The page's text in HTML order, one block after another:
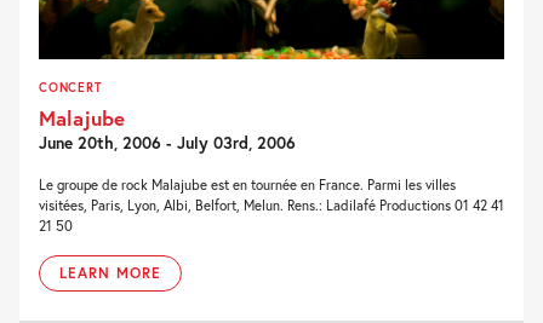
CONCERT
Malajube
June 20th, 2006 - July 03rd, 2006
Le groupe de rock Malajube est en tournée en France. Parmi les villes
visitées, Paris, Lyon, Albi, Belfort, Melun. Rens.: Ladilafé Productions 01 42 41
21 50
LEARN MORE